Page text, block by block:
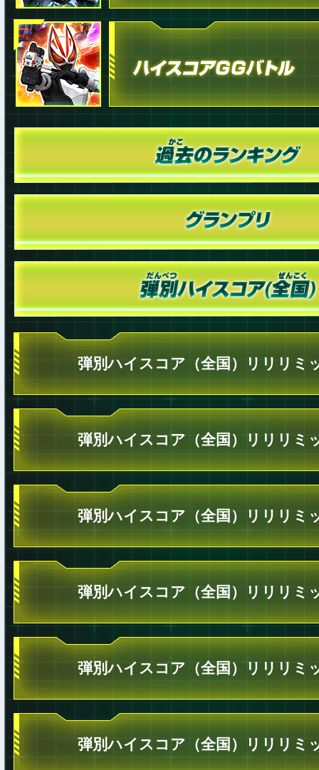
弾別ハイスコア（全国）リリリミ
弾別ハイスコア（全国）リリリミ
弾別ハイスコア（全国）リリリミ
弾別ハイスコア（全国）リリリミ
弾別ハイスコア（全国）リリリミ
弾別ハイスコア（全国）リリリミ